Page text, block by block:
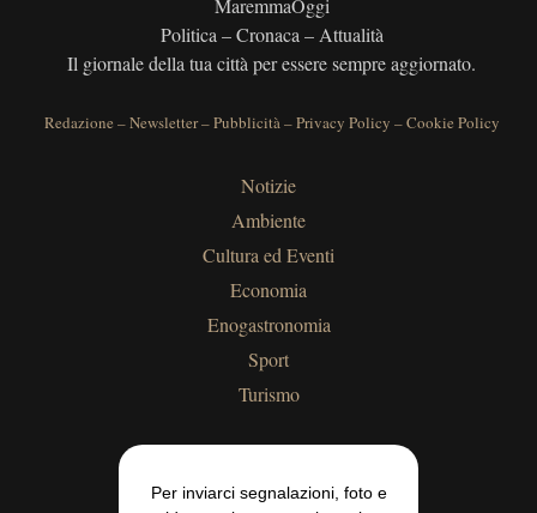
MaremmaOggi
Politica – Cronaca – Attualità
Il giornale della tua città per essere sempre aggiornato.
Redazione –Newsletter–Pubblicità–Privacy Policy –Cookie Policy
Notizie
Ambiente
Cultura ed Eventi
Economia
Enogastronomia
Sport
Turismo
Per inviarci segnalazioni, foto e